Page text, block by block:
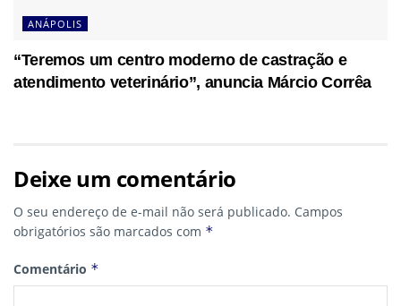
ANÁPOLIS
“Teremos um centro moderno de castração e
atendimento veterinário”, anuncia Márcio Corrêa
Deixe um comentário
O seu endereço de e-mail não será publicado. Campos
obrigatórios são marcados com *
Comentário *